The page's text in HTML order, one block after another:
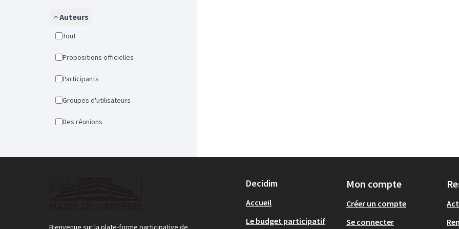
Auteurs
Tout
Propositions officielles
Participants
Groupes d'utilisateurs
Des réunions
Bienvenue sur la plate-forme participative de
Decidim
Accueil
Le budget participatif
Mon compte
Créer un compte
Se connecter